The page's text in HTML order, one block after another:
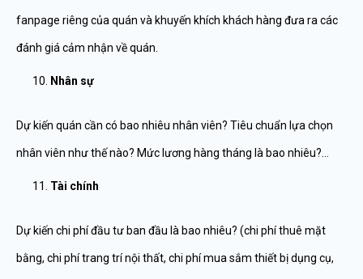
fanpage riêng của quán và khuyến khích khách hàng đưa ra các
đánh giá cảm nhận về quán.
Nhân sự
Dự kiến quán cần có bao nhiêu nhân viên? Tiêu chuẩn lựa chọn
nhân viên như thế nào? Mức lương hàng tháng là bao nhiêu?…
Tài chính
Dự kiến chi phí đầu tư ban đầu là bao nhiêu? (chi phí thuê mặt
bằng, chi phí trang trí nội thất, chi phí mua sắm thiết bị dụng cụ,